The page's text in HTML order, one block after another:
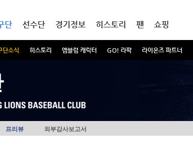
단
단소식 히스토리 엠블럼 캐릭터 GO! 라팍 라이온즈 파트너
선수단 경기정보 히스토리 팬 쇼핑
프리뷰 외부감사보고서